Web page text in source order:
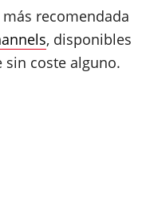
recomendada
, disponibles
sin coste alguno.